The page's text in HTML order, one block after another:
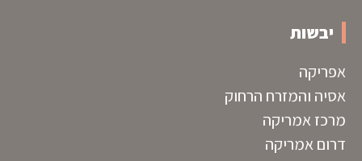
יבשות
אפריקה
אסיה והמזרח הרחוק
מרכז אמריקה
דרום אמריקה